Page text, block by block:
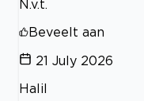
N.v.t.
Beveelt aan
21 July 2026
Halil